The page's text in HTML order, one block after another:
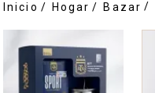
Hogar Bazar